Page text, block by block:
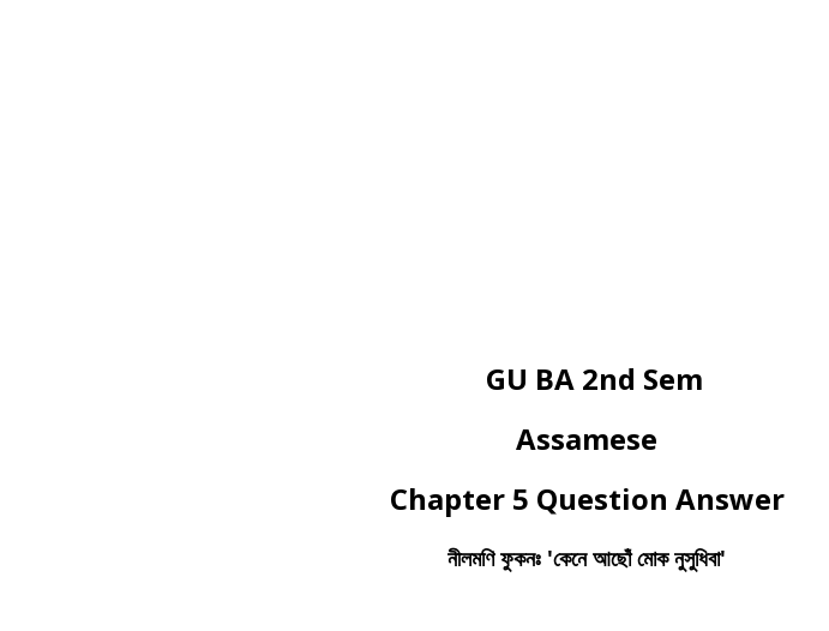
GU BA 2nd Sem
Assamese
Chapter 5 Question Answer
নীলমণি ফুকনঃ 'কেনে আছোঁ মোক নুসুধিবা'